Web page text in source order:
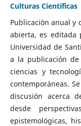
Culturas Científicas
Publicación anual y
abierta, es editada
Universidad de
a la publicación
ciencias y
contemporáneas.
discusión acerca
desde
epistemológicas,